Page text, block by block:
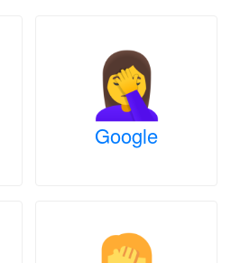
Google